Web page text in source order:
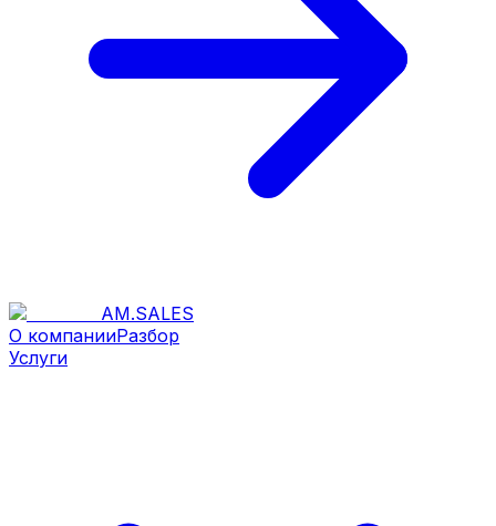
AM.SALES
О компанииРазбор
Услуги